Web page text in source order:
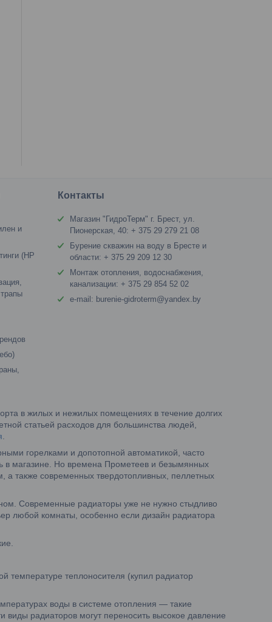
и
(HP
Контакты
Магазин "ГидроТерм" г. Брест, ул.
Пионерская, 40: + 375 29 279 21 08
Бурение скважин на воду в Бресте и
области: + 375 29 209 12 30
Монтаж отопления, водоснабжения,
канализации: + 375 29 854 52 02
e-mail: burenie-gidroterm@yandex.by
в жилых и нежилых помещениях в течение долгих
статьей расходов для большинства людей,
горелками и допотопной автоматикой, часто
в магазине. Но времена Прометеев и безымянных
а также современных твердотопливных, пеллетных
Современные радиаторы уже не нужно стыдливо
любой комнаты, особенно если дизайн радиатора
температуре теплоносителя (купил радиатор
воды в системе отопления — такие
виды радиаторов могут переносить высокое давление